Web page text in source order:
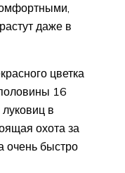
даже в
цветка
16
в
охота за
очень быстро